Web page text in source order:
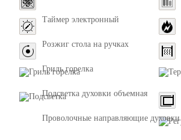
Таймер электронный
Розжиг стола на ручках
Гриль горелка
Подсветка духовки объемная
Проволочные направляющие духовки